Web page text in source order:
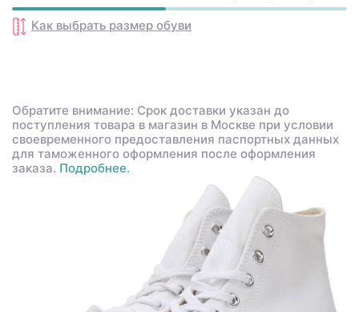
Как выбрать размер обуви
Обратите внимание: Срок доставки указан до
поступления товара в магазин в Москве при условии
своевременного предоставления паспортных данных
для таможенного оформления после оформления
заказа. Подробнее.